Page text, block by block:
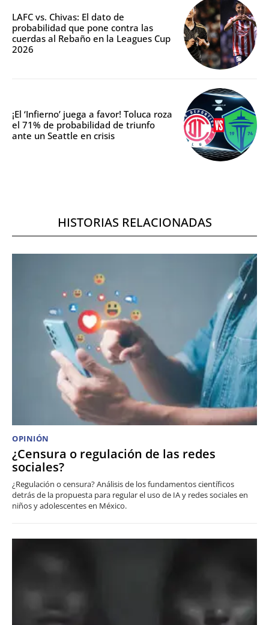
LAFC vs. Chivas: El dato de
probabilidad que pone contra las
cuerdas al Rebaño en la Leagues Cup
2026
¡El ‘Infierno’ juega a favor! Toluca roza
el 71% de probabilidad de triunfo
ante un Seattle en crisis
HISTORIAS RELACIONADAS
OPINIÓN
¿Censura o regulación de las redes
sociales?
¿Regulación o censura? Análisis de los fundamentos científicos
detrás de la propuesta para regular el uso de IA y redes sociales en
niños y adolescentes en México.